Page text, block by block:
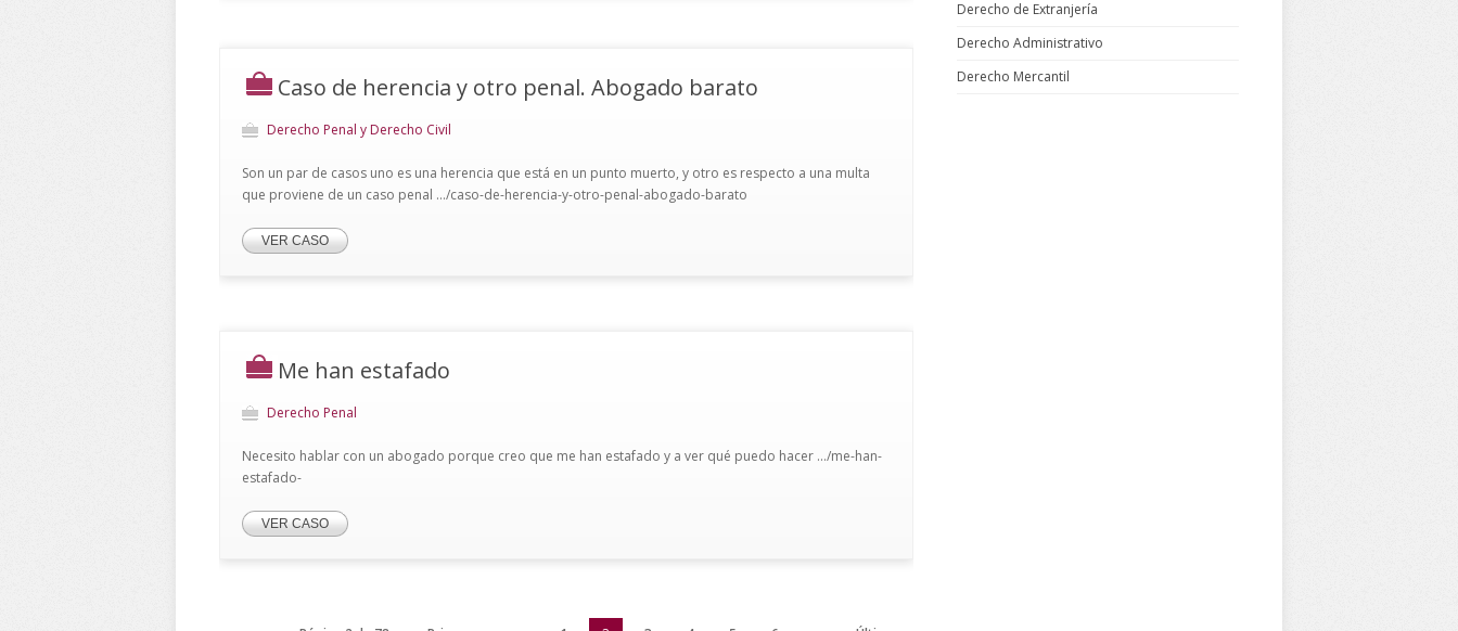
Caso de herencia y otro penal. Abogado barato
Derecho Penal y Derecho Civil
Son un par de casos uno es una herencia que está en un punto muerto, y otro es respecto a una multa
que proviene de un caso penal .../caso-de-herencia-y-otro-penal-abogado-barato
VER CASO
Me han estafado
Derecho Penal
Necesito hablar con un abogado porque creo que me han estafado y a ver qué puedo hacer .../me-han-
estafado-
VER CASO
Derecho de Extranjería
Derecho Administrativo
Derecho Mercantil